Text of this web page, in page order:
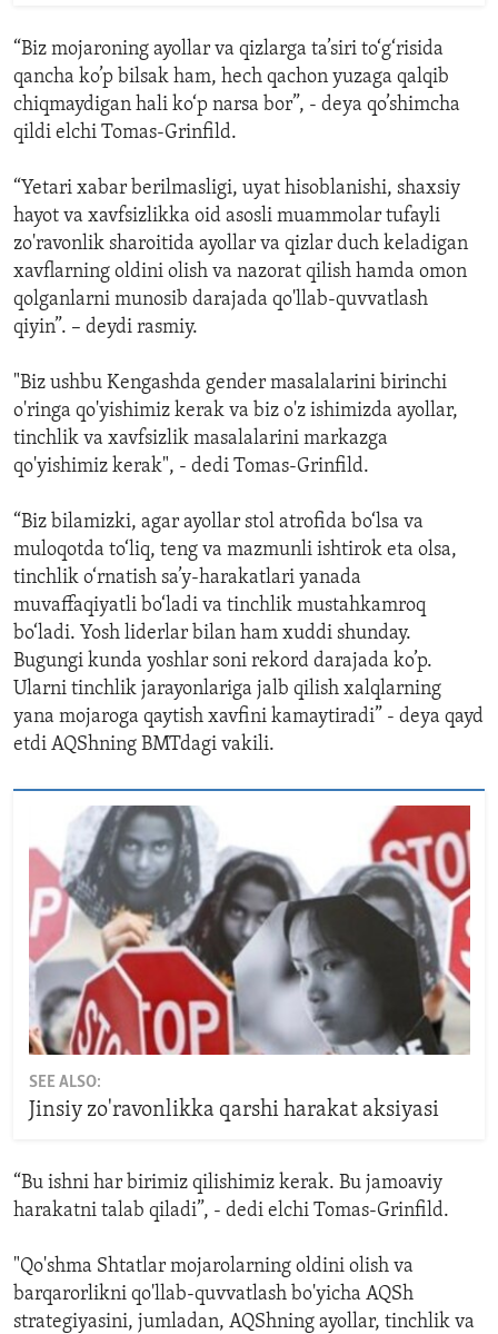
“Biz mojaroning ayollar va qizlarga ta’siri to‘g‘risida
qancha ko’p bilsak ham, hech qachon yuzaga qalqib
chiqmaydigan hali ko‘p narsa bor”, - deya qo’shimcha
qildi elchi Tomas-Grinfild.
“Yetari xabar berilmasligi, uyat hisoblanishi, shaxsiy
hayot va xavfsizlikka oid asosli muammolar tufayli
zo'ravonlik sharoitida ayollar va qizlar duch keladigan
xavflarning oldini olish va nazorat qilish hamda omon
qolganlarni munosib darajada qo'llab-quvvatlash
qiyin”. – deydi rasmiy.
"Biz ushbu Kengashda gender masalalarini birinchi
o'ringa qo'yishimiz kerak va biz o'z ishimizda ayollar,
tinchlik va xavfsizlik masalalarini markazga
qo'yishimiz kerak", - dedi Tomas-Grinfild.
“Biz bilamizki, agar ayollar stol atrofida bo‘lsa va
muloqotda to‘liq, teng va mazmunli ishtirok eta olsa,
tinchlik o‘rnatish sa’y-harakatlari yanada
muvaffaqiyatli bo‘ladi va tinchlik mustahkamroq
bo‘ladi. Yosh liderlar bilan ham xuddi shunday.
Bugungi kunda yoshlar soni rekord darajada ko’p.
Ularni tinchlik jarayonlariga jalb qilish xalqlarning
yana mojaroga qaytish xavfini kamaytiradi” - deya qayd
etdi AQShning BMTdagi vakili.
SEE ALSO:
Jinsiy zo'ravonlikka qarshi harakat aksiyasi
“Bu ishni har birimiz qilishimiz kerak. Bu jamoaviy
harakatni talab qiladi”, - dedi elchi Tomas-Grinfild.
"Qo'shma Shtatlar mojarolarning oldini olish va
barqarorlikni qo'llab-quvvatlash bo'yicha AQSh
strategiyasini, jumladan, AQShning ayollar, tinchlik va